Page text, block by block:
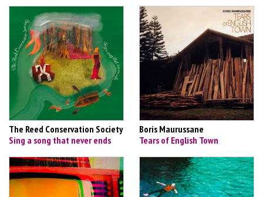
The Reed Conservation Society
Sing a song that never ends
Boris Maurussane
Tears of English Town